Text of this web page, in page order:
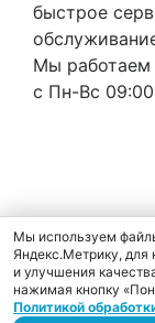
быстрое
Мы работаем
с Пн-Вc
Мы используем
Яндекс.Метрику, для
и улучшения
нажимая кнопку
Политикой